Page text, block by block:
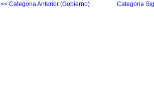
<< Categoria Anterior (Gobierno) Categoria